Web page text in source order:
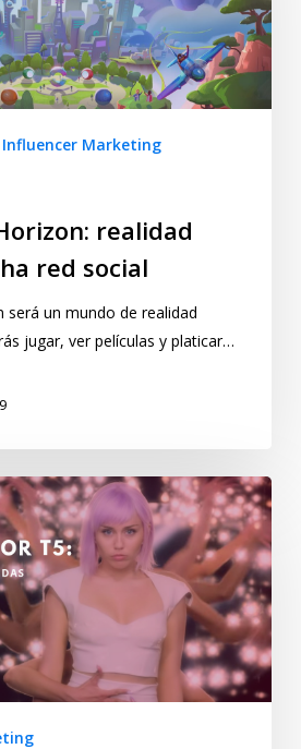
Influencer Marketing
realidad
red social
será un mundo de realidad
jugar, ver películas y platicar…